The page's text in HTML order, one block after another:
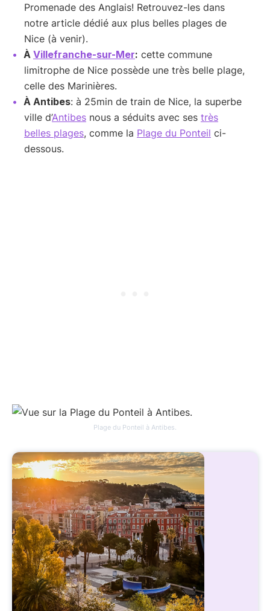
Promenade des Anglais! Retrouvez-les dans
notre article dédié aux plus belles plages de
Nice (à venir).
À Villefranche-sur-Mer: cette commune
limitrophe de Nice possède une très belle plage,
celle des Marinières.
À Antibes: à 25min de train de Nice, la superbe
ville d’Antibes nous a séduits avec ses très
belles plages, comme la Plage du Ponteil ci-
dessous.
Plage du Ponteil à Antibes.